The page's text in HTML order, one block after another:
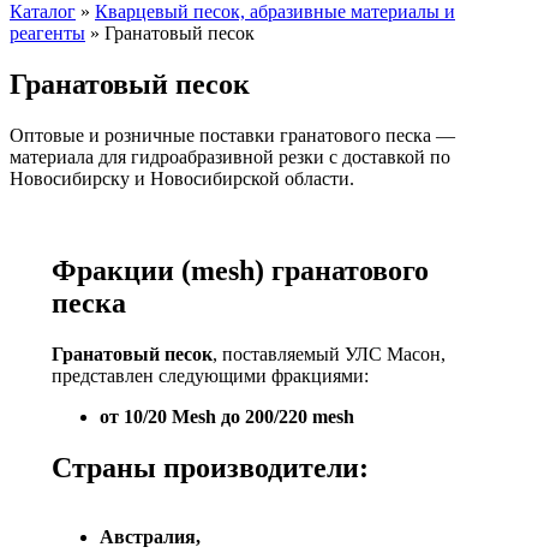
Каталог » Кварцевый песок, абразивные материалы и
реагенты » Гранатовый песок
Гранатовый песок
Оптовые и розничные поставки гранатового песка —
материала для гидроабразивной резки с доставкой по
Новосибирску и Новосибирской области.
Фракции (mesh) гранатового
песка
Гранатовый песок, поставляемый УЛС Масон,
представлен следующими фракциями:
от 10/20 Mesh до 200/220 mesh
Страны производители:
Австралия,